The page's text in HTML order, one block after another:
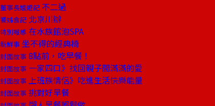
董事長嬉遊記 不二過
饕姊食記 北京川辦
特別報導 在水族館泡SPA
新鮮事 坐不得的經典椅
封面故事 8點前，吃早餐！
封面故事 一家四口》找回親子間滿滿的愛
封面故事 上班族情侶》吃進生活快樂能量
封面故事 挑對好早餐